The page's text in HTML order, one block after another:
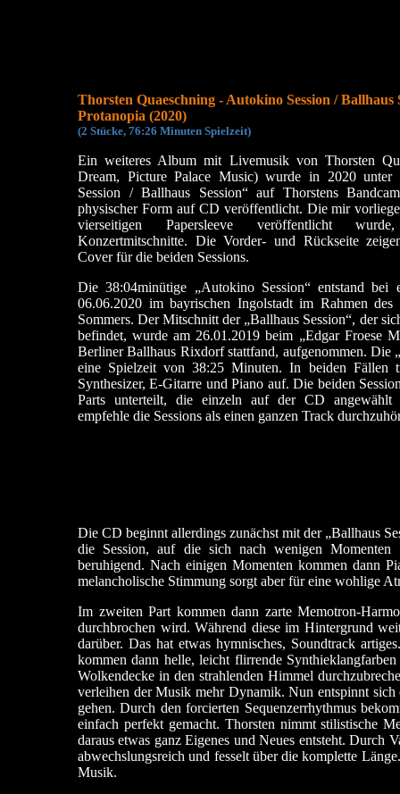
Thorsten Quaeschning - Autokino Session / Ballhaus
Protanopia (2020)
(2 Stücke, 76:26 Minuten Spielzeit)
Ein weiteres Album mit Livemusik von Thorsten
Dream, Picture Palace Music) wurde in 2020
Session / Ballhaus Session“ auf Thorstens
physischer Form auf CD veröffentlicht. Die mir
vierseitigen Papersleeve veröffentlicht
Konzertmitschnitte. Die Vorder- und Rückseite
Cover für die beiden Sessions.
Die 38:04minütige „Autokino Session“ entstand bei
06.06.2020 im bayrischen Ingolstadt im Rahmen
Sommers. Der Mitschnitt der „Ballhaus Session“, der
befindet, wurde am 26.01.2019 beim „Edgar Froese
Berliner Ballhaus Rixdorf stattfand, aufgenommen. Die
eine Spielzeit von 38:25 Minuten. In beiden Fällen
Synthesizer, E-Gitarre und Piano auf. Die beiden
Parts unterteilt, die einzeln auf der CD angewählt
empfehle die Sessions als einen ganzen Track
Die CD beginnt allerdings zunächst mit der „Ballhaus
die Session, auf die sich nach wenigen
beruhigend. Nach einigen Momenten kommen dann
melancholische Stimmung sorgt aber für eine wohlige
Im zweiten Part kommen dann zarte Memotron-
durchbrochen wird. Während diese im Hintergrund
darüber. Das hat etwas hymnisches, Soundtrack
kommen dann helle, leicht flirrende
Wolkendecke in den strahlenden Himmel
verleihen der Musik mehr Dynamik. Nun entspinnt
gehen. Durch den forcierten Sequenzerrhythmus
einfach perfekt gemacht. Thorsten nimmt stilistische
daraus etwas ganz Eigenes und Neues entsteht. Durch
abwechslungsreich und fesselt über die komplette
Musik.